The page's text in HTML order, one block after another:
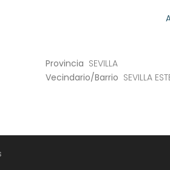
Provincia SEVILLA
Vecindario/Barrio SEVILLA